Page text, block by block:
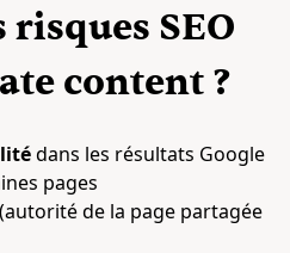
risques SEO
content ?
dans les résultats Google
pages
(autorité de la page partagée